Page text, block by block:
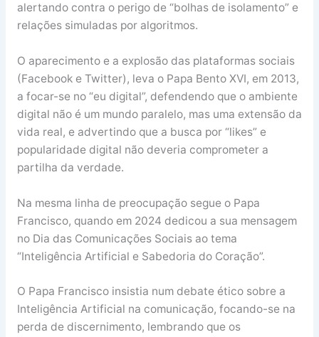
alertando contra o perigo de “bolhas de isolamento” e
relações simuladas por algoritmos.
O aparecimento e a explosão das plataformas sociais
(Facebook e Twitter), leva o Papa Bento XVI, em 2013,
a focar-se no “eu digital”, defendendo que o ambiente
digital não é um mundo paralelo, mas uma extensão da
vida real, e advertindo que a busca por “likes” e
popularidade digital não deveria comprometer a
partilha da verdade.
Na mesma linha de preocupação segue o Papa
Francisco, quando em 2024 dedicou a sua mensagem
no Dia das Comunicações Sociais ao tema
“Inteligência Artificial e Sabedoria do Coração”.
O Papa Francisco insistia num debate ético sobre a
Inteligência Artificial na comunicação, focando-se na
perda de discernimento, lembrando que os